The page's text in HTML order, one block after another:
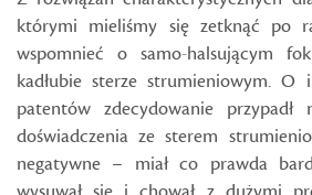
którymi mieliśmy się zetknąć po
wspomnieć o samo-halsującym
kadłubie sterze strumieniowym.
patentów zdecydowanie
doświadczenia ze sterem
negatywne – miał co prawda